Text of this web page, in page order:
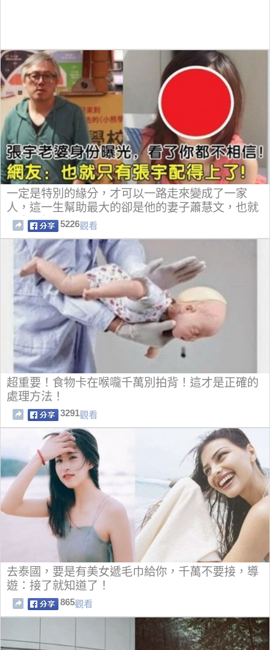
一定是特別的緣分，才可以一路走來變成了一家
人，這一生幫助最大的卻是他的妻子蕭慧文，也就
是十一郎
5226觀看
超重要！食物卡在喉嚨千萬別拍背！這才是正確的
處理方法！
3291觀看
去泰國，要是有美女遞毛巾給你，千萬不要接，導
遊：接了就知道了！
865觀看